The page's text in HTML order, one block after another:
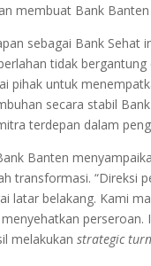
membuat Bank
sebagai Bank Sehat
tidak
pihak untuk
secara stabil
terdepan dalam
Banten
transformasi. “Direksi
latar belakang. Kami
melakukanstrategic